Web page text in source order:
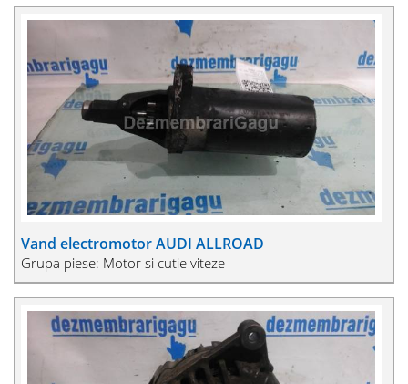
Vand electromotor AUDI ALLROAD
Grupa piese: Motor si cutie viteze